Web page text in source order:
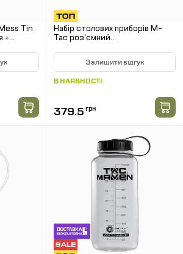
Tin
+
Набір столових приборів M-
Tac роз'ємний
Залишити відгук
В НАЯВНОСТІ
379.5 грн